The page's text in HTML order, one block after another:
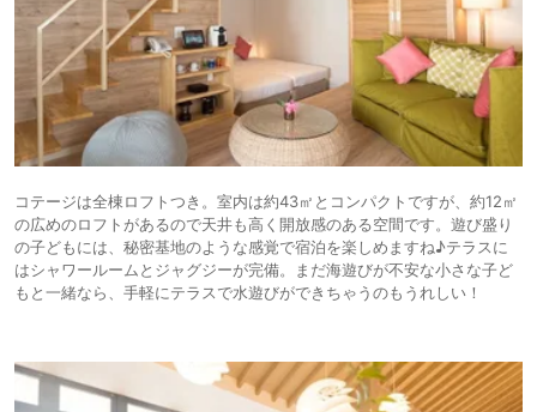
コテージは全棟ロフトつき。室内は約43㎡とコンパクトですが、約12㎡
の広めのロフトがあるので天井も高く開放感のある空間です。遊び盛り
の子どもには、秘密基地のような感覚で宿泊を楽しめますね♪テラスに
はシャワールームとジャグジーが完備。まだ海遊びが不安な小さな子ど
もと一緒なら、手軽にテラスで水遊びができちゃうのもうれしい！